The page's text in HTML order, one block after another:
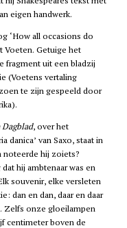
eigen handwerk.
‘How all occasions do
Voeten. Getuige het
fragment uit een bladzij
(Voetens vertaling
te zijn gespeeld door
, over het
danica’ van Saxo, staat in
noteerde hij zoiets?
hij ambtenaar was en
souvenir, elke versleten
dan en dan, daar en daar
Zelfs onze gloeilampen
centimeter boven de